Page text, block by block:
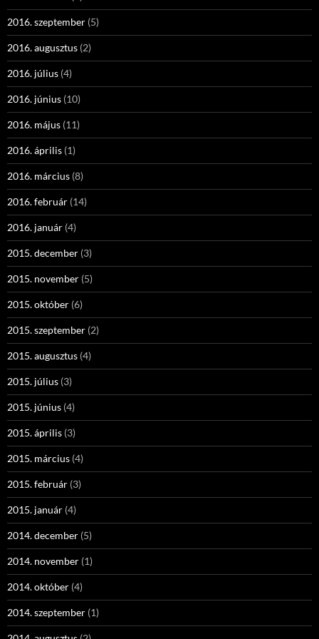
2016. szeptember (5)
2016. augusztus (2)
2016. július (4)
2016. június (10)
2016. május (11)
2016. április (1)
2016. március (8)
2016. február (14)
2016. január (4)
2015. december (3)
2015. november (5)
2015. október (6)
2015. szeptember (2)
2015. augusztus (4)
2015. július (3)
2015. június (4)
2015. április (3)
2015. március (4)
2015. február (3)
2015. január (4)
2014. december (5)
2014. november (1)
2014. október (4)
2014. szeptember (1)